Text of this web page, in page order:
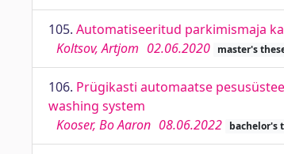
105. Automatiseeritud parkimismaja
Koltsov, Artjom 02.06.2020 master's
106. Prügikasti automaatse
washing system
Kooser, Bo Aaron 08.06.2022 bachelor's